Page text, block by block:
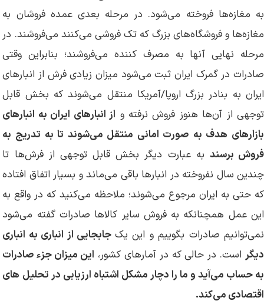
به مغازه‌ها فروخته می‌شود. در مرحله بعدی عمده فروشان به
مغازه‌ها و فروشگاه‌های بزرگ که تک فروشی می‌کنند می‌فروشند. در
مرحله نهایی آنها به مصرف کننده می‌فروشند؛ بنابراین وقتی
صادرات در گمرک ایران ثبت می‌شود میزان زیادی فرش از انبارهای
ایران به بنادر بزرگ اروپا/آمریکا منتقل می‌شوند که بخش قابل
توجهی از آن‌ها هنوز فروش نرفته و از انبارهای ایران به انبارهای
بازارهای هدف به صورت امانی منتقل می‌شوند تا به تدریج به
فروش برسند به عبارت دیگر بخش قابل توجهی از فرش‌ها تا
چندین سال نفروخته در انبارها باقی می‌ماند و بسیار اتفاق افتاده
که حتی به ایران مرجوع می‌شوند؛ ملاحظه می‌کنید که در واقع به
این عمل همچنانکه به فروش سایر کالاها صادرات گفته می‌شود
نمی‌توانیم صادرات بگوییم و این یک جابجایی از انباری به انباری
دیگراست. در حالی که در آمارهای کشور، این میزان جزء صادرات
به حساب می‌آید و ما را دچار مشکل اشتباه ارزیابی در تحلیل های
اقتصادی می‌کند.